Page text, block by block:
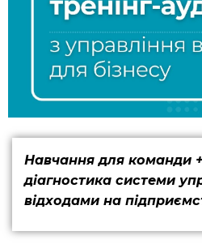
Навчання для команди
діагностика системи
відходами на